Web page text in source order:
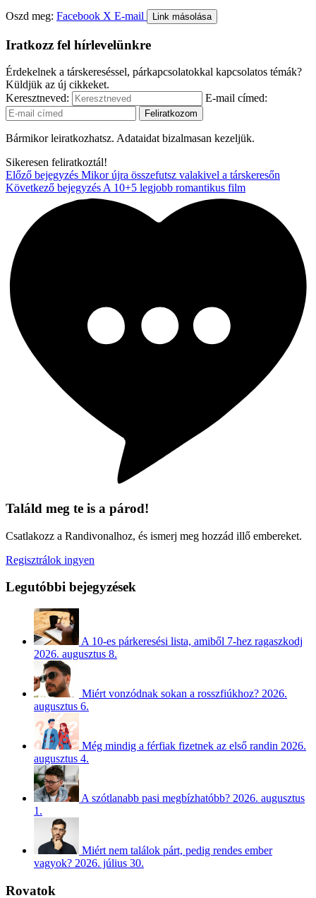
Oszd meg: Facebook X E-mail Link másolása
Iratkozz fel hírlevelünkre
Érdekelnek a társkereséssel, párkapcsolatokkal kapcsolatos témák?
Küldjük az új cikkeket.
Keresztneved:
E-mail címed:
Bármikor leiratkozhatsz. Adataidat bizalmasan kezeljük.
Sikeresen feliratkoztál!
Előző bejegyzés Mikor újra összefutsz valakivel a társkeresőn
Következő bejegyzés A 10+5 legjobb romantikus film
Találd meg te is a párod!
Csatlakozz a Randivonalhoz, és ismerj meg hozzád illő embereket.
Regisztrálok ingyen
Legutóbbi bejegyzések
A 10-es párkeresési lista, amiből 7-hez ragaszkodj
2026. augusztus 8.
Miért vonzódnak sokan a rosszfiúkhoz? 2026.
augusztus 6.
Még mindig a férfiak fizetnek az első randin 2026.
augusztus 4.
A szótlanabb pasi megbízhatóbb? 2026. augusztus
1.
Miért nem találok párt, pedig rendes ember
vagyok? 2026. július 30.
Rovatok